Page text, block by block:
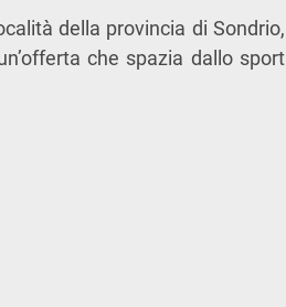
della provincia di Sondrio,
che spazia dallo sport